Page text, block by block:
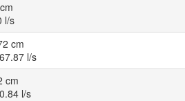
cm
l/s
cm
l/s
cm
l/s